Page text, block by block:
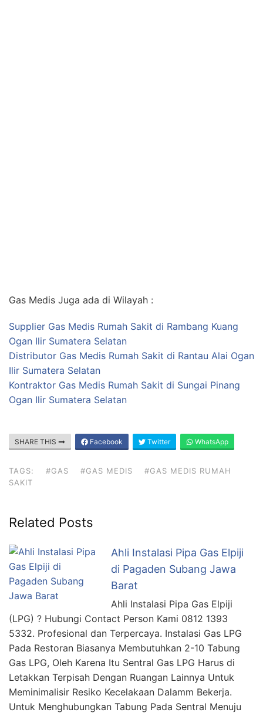
Gas Medis Juga ada di Wilayah :
Supplier Gas Medis Rumah Sakit di Rambang Kuang
Ogan Ilir Sumatera Selatan
Distributor Gas Medis Rumah Sakit di Rantau Alai Ogan
Ilir Sumatera Selatan
Kontraktor Gas Medis Rumah Sakit di Sungai Pinang
Ogan Ilir Sumatera Selatan
SHARE THIS Facebook Twitter WhatsApp
TAGS: #GAS #GAS MEDIS
#GAS MEDIS RUMAH
SAKIT
Related Posts
Ahli Instalasi Pipa Gas Elpiji
di Pagaden Subang Jawa
Barat
Ahli Instalasi Pipa Gas Elpiji
(LPG) ? Hubungi Contact Person Kami 0812 1393
5332. Profesional dan Terpercaya. Instalasi Gas LPG
Pada Restoran Biasanya Membutuhkan 2-10 Tabung
Gas LPG, Oleh Karena Itu Sentral Gas LPG Harus di
Letakkan Terpisah Dengan Ruangan Lainnya Untuk
Meminimalisir Resiko Kecelakaan Dalamm Bekerja.
Untuk Menghubungkan Tabung Pada Sentral Menuju